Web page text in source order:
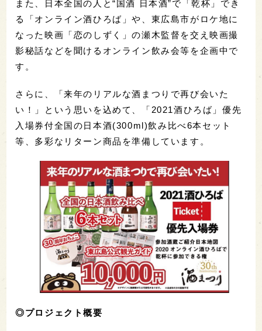
また、日本全国の人と“国酒 日本酒”で「乾杯」でき
る「オンライン酒ひろば」や、東広島市がロケ地に
なった映画「恋のしずく」の瀬木監督を交え映画撮
影秘話などを聞けるオンライン飲み会等を企画中で
す。
さらに、「来年のリアルな酒まつりで再び会いた
い！」という思いを込めて、「2021酒ひろば」優先
入場券付全国の日本酒(300ml)飲み比べ6本セット
等、多彩なリターン商品を準備しています。
◎プロジェクト概要